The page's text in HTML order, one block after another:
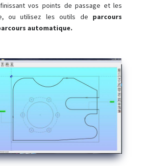
vos points de passage et les
ou utilisez les outils de parcours
automatique.